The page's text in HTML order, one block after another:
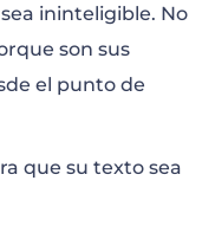
ininteligible. No
son sus
el punto de
que su texto sea